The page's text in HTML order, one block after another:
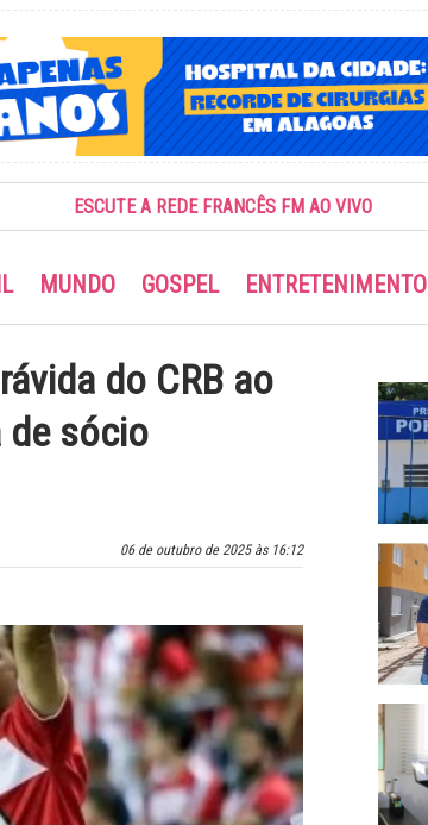
ESCUTE A REDE FRANCÊS FM AO VIVO
MUNDO GOSPEL ENTRETENIMENTO
do CRB ao
de sócio
06 de outubro de 2025 às 16:12